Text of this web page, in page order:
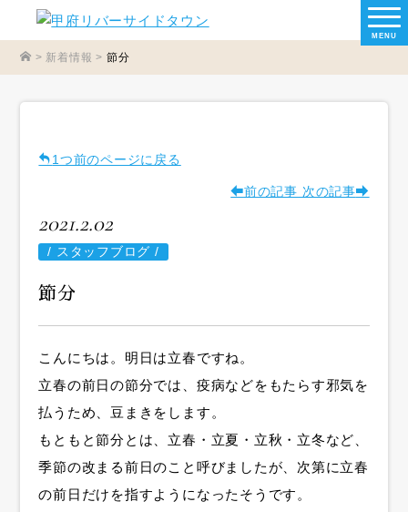
MENU
> 新着情報 > 節分
1つ前のページに戻る
前の記事 次の記事
2021.2.02
/ スタッフブログ /
節分
こんにちは。明日は立春ですね。
立春の前日の節分では、疫病などをもたらす邪気を
払うため、豆まきをします。
もともと節分とは、立春・立夏・立秋・立冬など、
季節の改まる前日のこと呼びましたが、次第に立春
の前日だけを指すようになったそうです。